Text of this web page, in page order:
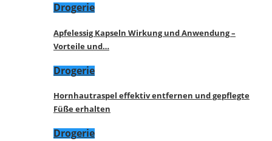
Drogerie
Apfelessig Kapseln Wirkung und Anwendung –
Vorteile und…
Drogerie
Hornhautraspel effektiv entfernen und gepflegte
Füße erhalten
Drogerie